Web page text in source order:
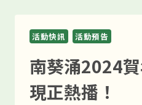
活動快訊 活動預告
南葵涌2024
現正熱播！